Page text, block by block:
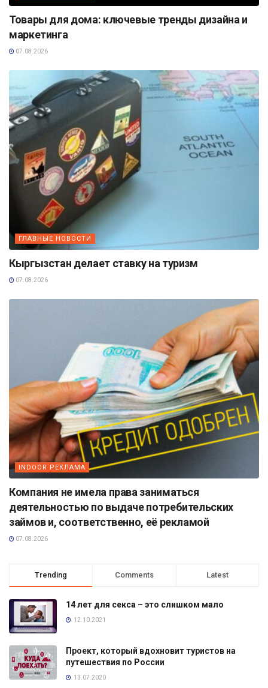
Товары для дома: ключевые тренды дизайна и
маркетинга
07.08.2026
ГЛАВНЫЕ НОВОСТИ
Кыргызстан делает ставку на туризм
07.08.2026
INDOOR РЕКЛАМА
Компания не имела права заниматься
деятельностью по выдаче потребительских
займов и, соответственно, её рекламой
07.08.2026
Trending Comments Latest
14 лет для секса – это слишком мало
12.10.2021
Проект, который вдохновит туристов на
путешествия по России
13.07.2020